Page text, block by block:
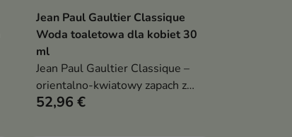
Dodaj do koszyka
Jean Paul Gaultier Classique
Woda toaletowa dla kobiet 30
ml
Jean Paul Gaultier Classique –
orientalno-kwiatowy zapach z
imbirem, kwiatem pomarańczy i
52,96 €